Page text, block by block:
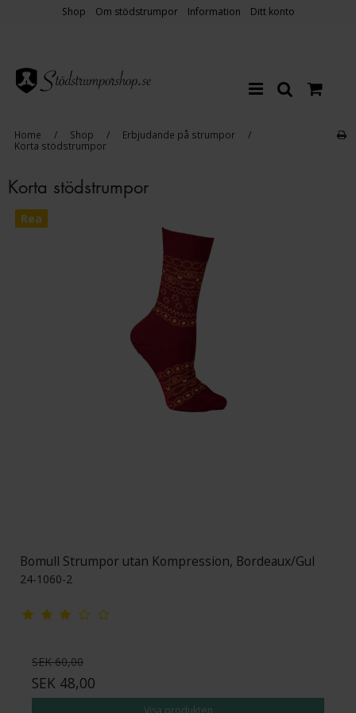
Shop Om stödstrumpor Information Ditt konto
Home / Shop / Erbjudande på strumpor
/
Korta stödstrumpor
Korta stödstrumpor
Rea
Bomull Strumpor utan Kompression, Bordeaux/Gul
24-1060-2
SEK 60,00
SEK 48,00
Visa produkten